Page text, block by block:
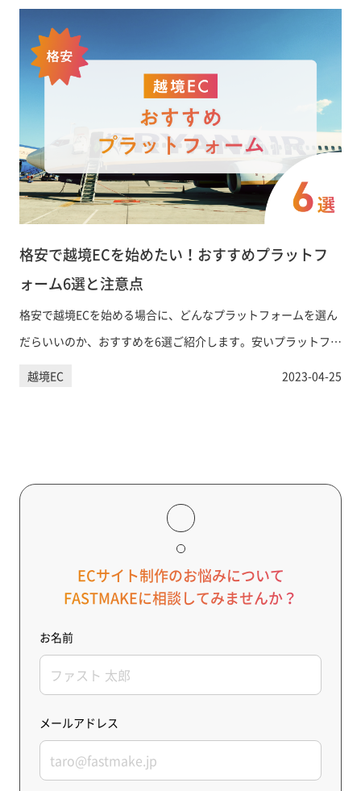
格安で越境ECを始めたい！おすすめプラットフ
ォーム6選と注意点
格安で越境ECを始める場合に、どんなプラットフォームを選ん
だらいいのか、おすすめを6選ご紹介します。安いプラットフォ
ームを活用した場合の注意点も参考にして下さい。
越境EC 2023-04-25
ECサイト制作のお悩みについて
FASTMAKEに相談してみませんか？
お名前
メールアドレス